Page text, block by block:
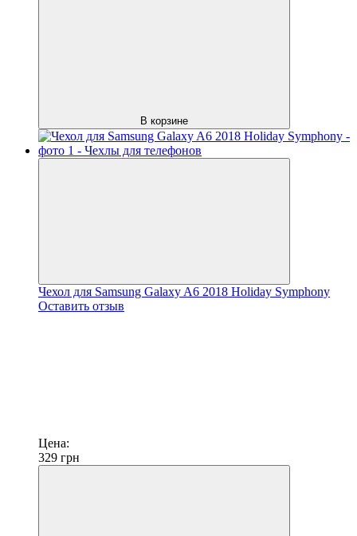
В корзине
Чехол для Samsung Galaxy A6 2018 Holiday Symphony
Оставить отзыв
Цена:
329 грн